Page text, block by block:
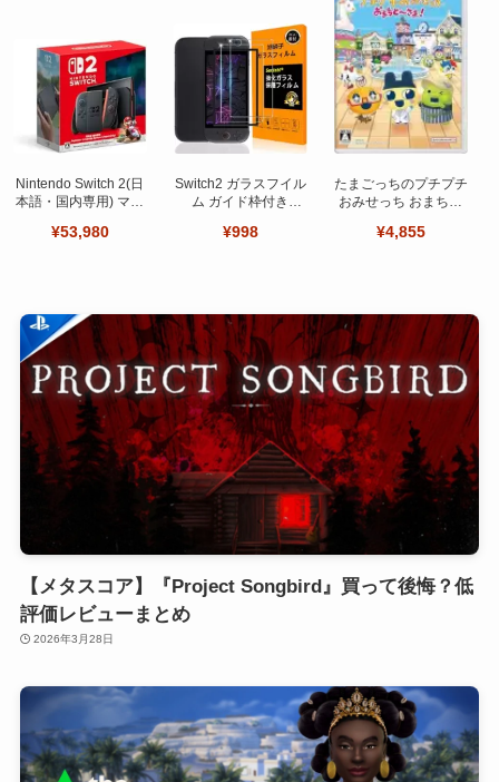
Nintendo Switch 2(日
本語・国内専用) マリ
ット
¥53,980
Switch2 ガラスフイル
ム ガイド枠付き
ット 日本旭硝子製-高
¥998
たまごっちのプチプチ
おみせっち おまちど
¥4,855
【メタスコア】『Project Songbird』買って後悔？低
評価レビューまとめ
2026年3月28日